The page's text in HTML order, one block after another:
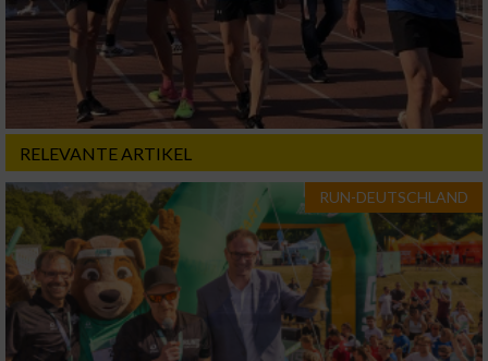
RELEVANTE ARTIKEL
RUN-DEUTSCHLAND